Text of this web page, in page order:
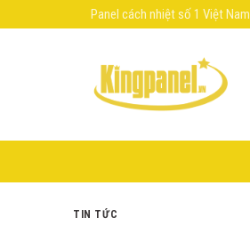
Panel cách nhiệt số 1 Việt Nam
TIN TỨC